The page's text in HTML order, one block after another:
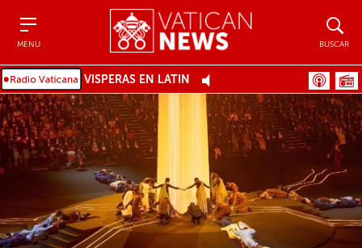
MENU BUSCAR
VÍSPERAS EN LATÍN